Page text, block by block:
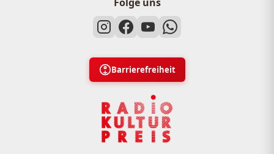
Barrierefreiheit